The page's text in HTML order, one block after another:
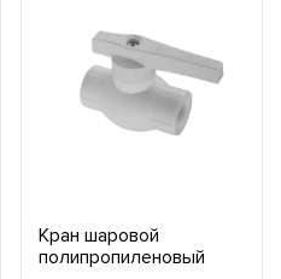
Кран шаровой
полипропиленовый